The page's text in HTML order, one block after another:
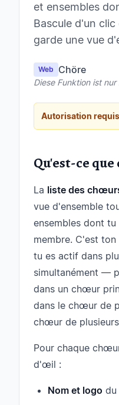
et ensembles
Bascule d'un
garde une vue
Web Chöre
Diese Funktion ist
Autorisation
Qu'est-ce que
La liste des
vue d'ensemble
ensembles dont
membre. C'est
tu es actif dans
simultanément —
dans un chœur
dans le chœur de
chœur de
Pour chaque
d'œil :
Nom et logo